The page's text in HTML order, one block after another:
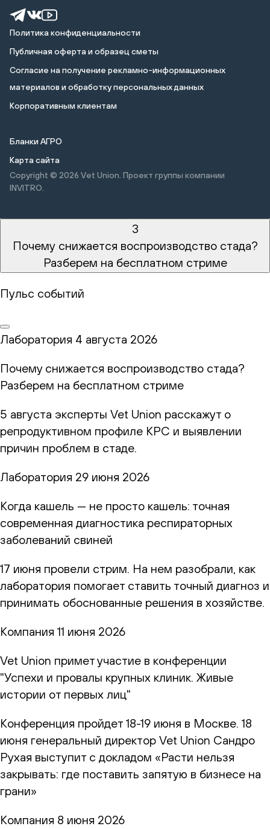
Политика конфиденциальности
Публичная оферта и образец сметы
Cогласие на получение рекламно-информационных
материалов и обработку персональных данных
Корпоративным клиентам
Бланки АГРО
Карта сайта
Copyright © 2026 Vet Union. Проект группы компании
INVITRO.
3
Почему снижается воспроизводство стада?
Разберем на бесплатном стриме
Пульс событий
Лаборатория 4 августа 2026
Почему снижается воспроизводство стада?
Разберем на бесплатном стриме
5 августа эксперты Vet Union расскажут о
репродуктивном профиле КРС и выявлении
причин проблем в стаде.
Лаборатория 29 июня 2026
Когда кашель — не просто кашель: точная
современная диагностика респираторных
заболеваний свиней
17 июня провели стрим. На нем разобрали, как
лаборатория помогает ставить точный диагноз и
принимать обоснованные решения в хозяйстве.
Компания 11 июня 2026
Vet Union примет участие в конференции
"Успехи и провалы крупных клиник. Живые
истории от первых лиц"
Конференция пройдет 18-19 июня в Москве. 18
июня генеральный директор Vet Union Сандро
Рухая выступит с докладом «Расти нельзя
закрывать: где поставить запятую в бизнесе на
грани»
Компания 8 июня 2026